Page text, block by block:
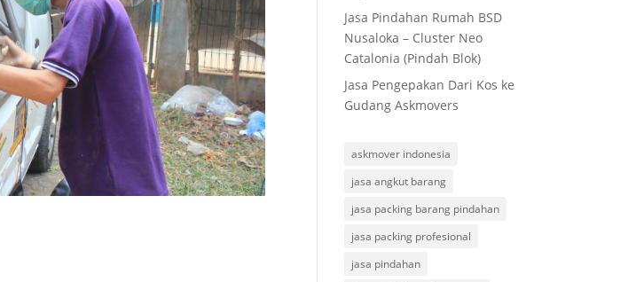
Jasa Pindahan Rumah BSD
Nusaloka – Cluster Neo
Catalonia (Pindah Blok)
Jasa Pengepakan Dari Kos ke
Gudang Askmovers
askmover indonesia
jasa angkut barang
jasa packing barang pindahan
jasa packing profesional
jasa pindahan